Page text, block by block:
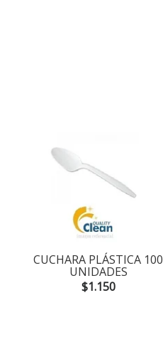
CUCHARA PLÁSTICA 100
UNIDADES
$1.150